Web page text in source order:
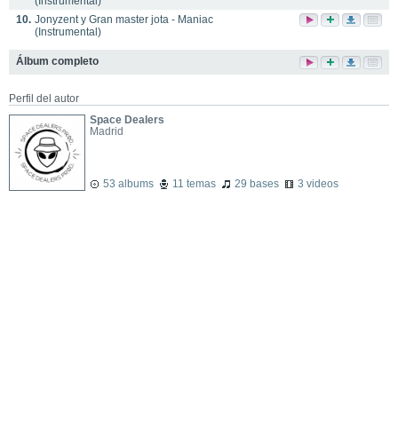
10. Jonyzent y Gran master jota - Maniac
(Instrumental)
Álbum completo
Perfil del autor
Space Dealers
Madrid
53 albums 11 temas 29 bases 3 videos